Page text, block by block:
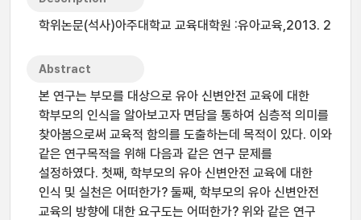
학위논문(석사)아주대학교 교육대학원 :유아교육,2013. 2
Abstract
본 연구는 부모를 대상으로 유아 신변안전 교육에 대한
학부모의 인식을 알아보고자 면담을 통하여 심층적 의미를
찾아봄으로써 교육적 함의를 도출하는데 목적이 있다. 이와
같은 연구목적을 위해 다음과 같은 연구 문제를
설정하였다. 첫째, 학부모의 유아 신변안전 교육에 대한
인식 및 실천은 어떠한가? 둘째, 학부모의 유아 신변안전
교육의 방향에 대한 요구도는 어떠한가? 위와 같은 연구